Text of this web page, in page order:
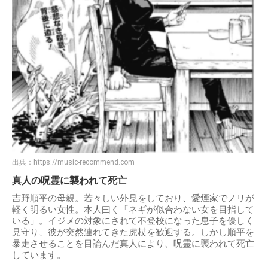
出典： https://music-recommend.com
真人の呪霊に襲われて死亡
吉野順平の母親。若々しい外見をしており、愛煙家でノリが
軽く明るい女性。本人曰く「ネギが似合わない女を目指して
いる」。イジメの対象にされて不登校になった息子を優しく
見守り、彼が突然連れてきた虎杖を歓迎する。しかし順平を
暴走させることを目論んだ真人により、呪霊に襲われて死亡
しています。